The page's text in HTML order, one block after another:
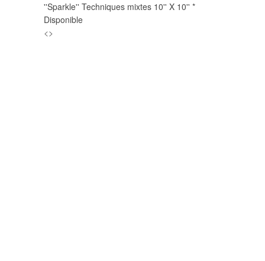
''Sparkle'' Techniques mixtes 10'' X 10'' *
Disponible
<>